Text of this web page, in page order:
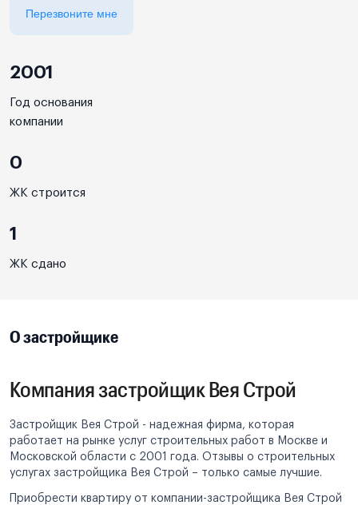
Перезвоните мне
2001
Год основания
компании
0
ЖК строится
1
ЖК сдано
О застройщике
Компания застройщик Вея Строй
Застройщик Вея Строй - надежная фирма, которая
работает на рынке услуг строительных работ в Москве и
Московской области с 2001 года. Отзывы о строительных
услугах застройщика Вея Строй – только самые лучшие.
Приобрести квартиру от компании-застройщика Вея Строй